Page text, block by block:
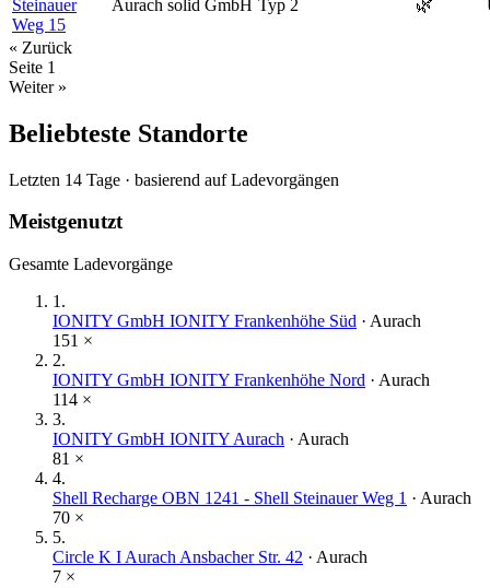
Steinauer
Weg 15
Aurach solid GmbH Typ 2 🌿
« Zurück
Seite 1
Weiter »
Beliebteste Standorte
Letzten 14 Tage · basierend auf Ladevorgängen
Meistgenutzt
Gesamte Ladevorgänge
1 .
IONITY GmbH IONITY Frankenhöhe Süd · Aurach
151 ×
2.
IONITY GmbH IONITY Frankenhöhe Nord · Aurach
114 ×
3.
IONITY GmbH IONITY Aurach · Aurach
81 ×
4.
Shell Recharge OBN 1241 - Shell Steinauer Weg 1 · Aurach
70 ×
5.
Circle K I Aurach Ansbacher Str. 42 · Aurach
7 ×